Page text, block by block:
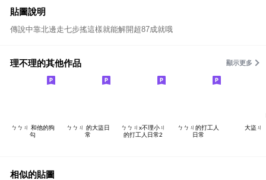
貼圖說明
傳說中靠北邊走七步搖這樣就能解開超87成就哦
理不理的其他作品 顯示更多
ㄅㄅㄐ 和他的狗
勾
ㄅㄅㄐ 的大盜日
常
ㄅㄅㄐx不理小ㄐ
的打工人日常2
ㄅㄅㄐ的打工人
日常
大盜ㄐ
相似的貼圖